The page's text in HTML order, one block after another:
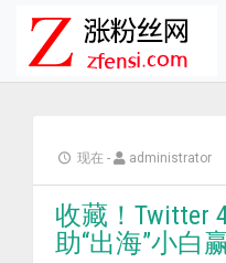
现在 - administrator
收藏！Twitter
助“出海”小白